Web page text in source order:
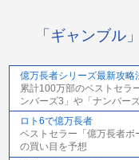
「ギャンブル
億万長者シリーズ最新攻略
累計100万部のベストセラ
ンバーズ3」や「ナンバー
ロト6で億万長者
ベストセラー「億万長者ボ
の買い目を予想